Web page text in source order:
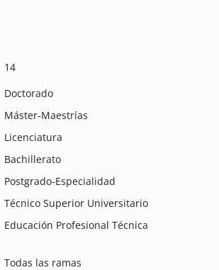
14
Doctorado
Máster-Maestrías
Licenciatura
Bachillerato
Postgrado-Especialidad
Técnico Superior Universitario
Educación Profesional Técnica
Todas las ramas